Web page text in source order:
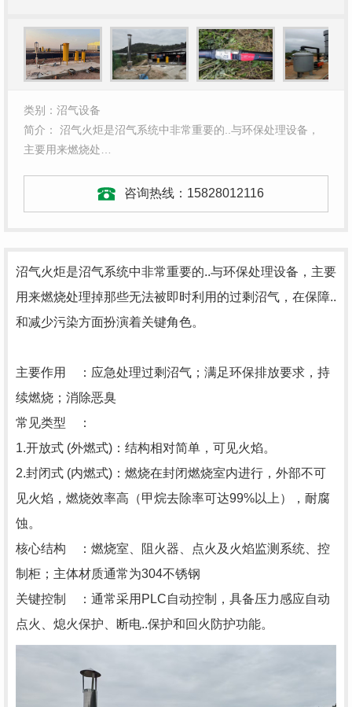
类别：沼气设备
简介： 沼气火炬是沼气系统中非常重要的..与环保处理设备，
主要用来燃烧处…
咨询热线： 15828012116
沼气火炬是沼气系统中非常重要的..与环保处理设备，主要
用来燃烧处理掉那些无法被即时利用的过剩沼气，在保障..
和减少污染方面扮演着关键角色。
主要作用 ：应急处理过剩沼气；满足环保排放要求，持
续燃烧；消除恶臭
常见类型 ：
1.开放式 (外燃式)：结构相对简单，可见火焰。
2.封闭式 (内燃式)：燃烧在封闭燃烧室内进行，外部不可
见火焰，燃烧效率高（甲烷去除率可达99%以上），耐腐
蚀。
核心结构 ：燃烧室、阻火器、点火及火焰监测系统、控
制柜；主体材质通常为304不锈钢
关键控制 ：通常采用PLC自动控制，具备压力感应自动
点火、熄火保护、断电..保护和回火防护功能。